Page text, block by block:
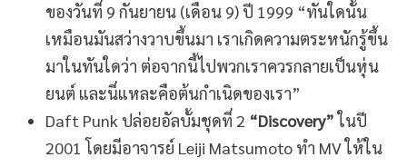
ของวันที่ 9 กันยายน (เดือน 9) ปี 1999 “ทันใดนั้น
เหมือนมันสว่างวาบขึ้นมา เราเกิดความตระหนักรู้ขึ้น
มาในทันใดว่า ต่อจากนี้ไปพวกเราควรกลายเป็นหุ่น
ยนต์ และนี่แหละคือต้นกำเนิดของเรา”
Daft Punk ปล่อยอัลบั้มชุดที่ 2 “Discovery”ในปี
2001 โดยมีอาจารย์ Leiji Matsumoto ทำ MV ให้ใน